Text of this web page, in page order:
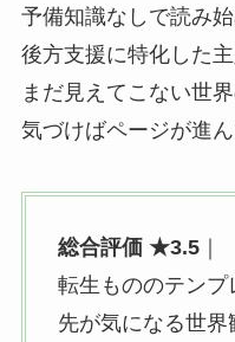
予備知識なしで読み始
後方支援に特化した
まだ見えてこない世
気づけばページが進
総合評価 ★3.5｜
転生もののテンプ
先が気になる世界